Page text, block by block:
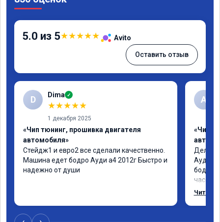
5.0 из 5★★★★★ Avito
Оставить отзыв
D Dima ✓
★★★★★
1 декабря 2025
«Чип тюнинг, прошивка двигателя
автомобиля»
Стейдж1 и евро2 все сделали качественно.
Машина едет бодро Ауди а4 2012г Быстро и
надежно от души
А
«Чип
Делал
как
Читать